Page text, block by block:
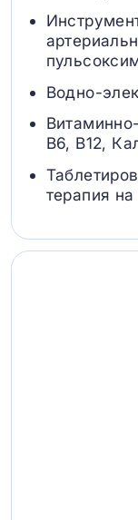
Водно-
B6, В12,
терапия